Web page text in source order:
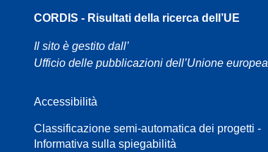
CORDIS - Risultati della ricerca dell’UE
Il sito è gestito dall’
Ufficio delle pubblicazioni dell’Unione europea
Accessibilità
Classificazione semi-automatica dei progetti -
Informativa sulla spiegabilità